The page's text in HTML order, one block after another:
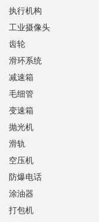
执行机构
工业摄像头
齿轮
滑环系统
减速箱
毛细管
变速箱
抛光机
滑轨
空压机
防爆电话
涂油器
打包机